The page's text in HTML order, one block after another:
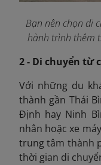
Bạn nên chọn di
hành trình thêm
2 - Di chuyển từ
Với những du
thành gần Thái
Định hay Ninh
nhân hoặc xe
trung tâm thành
thời gian di